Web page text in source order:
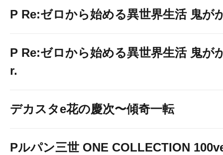
P Re:ゼロから始める異世界生活 鬼が
P Re:ゼロから始める異世界生活 鬼が
r.
デカスタe花の慶次〜傾奇一転
Pルパン三世 ONE COLLECTION